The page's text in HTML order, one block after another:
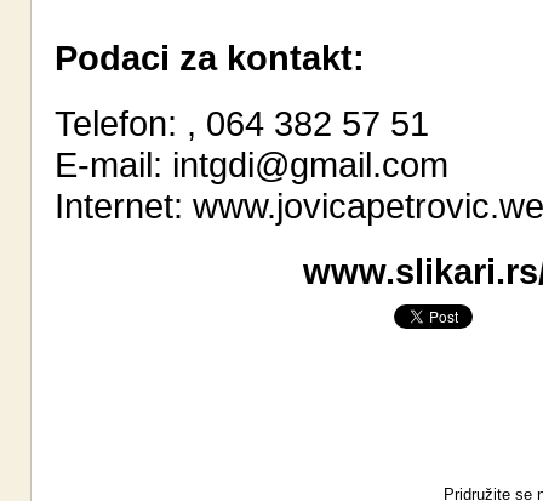
Podaci za kontakt:
Telefon: , 064 382 57 51
E-mail: intgdi@gmail.com
Internet:
Pridružite se